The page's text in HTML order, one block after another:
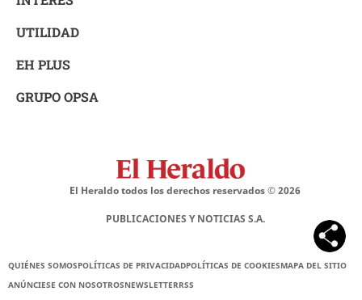
UTILIDAD
EH PLUS
GRUPO OPSA
El Heraldo todos los derechos reservados ©2026
PUBLICACIONES Y NOTICIAS S.A.
QUIÉNES SOMOSPOLÍTICAS DE PRIVACIDADPOLÍTICAS DE COOKIESMAPA DEL SITIO
ANÚNCIESE CON NOSOTROSNEWSLETTERRSS